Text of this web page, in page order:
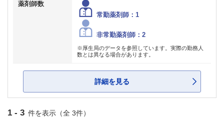
薬剤師数
常勤薬剤師：1
非常勤薬剤師：2
※厚生局のデータを参照しています。実際の勤務人
数とは異なる場合があります。
詳細を見る
1 - 3 件を表示（全 3件）